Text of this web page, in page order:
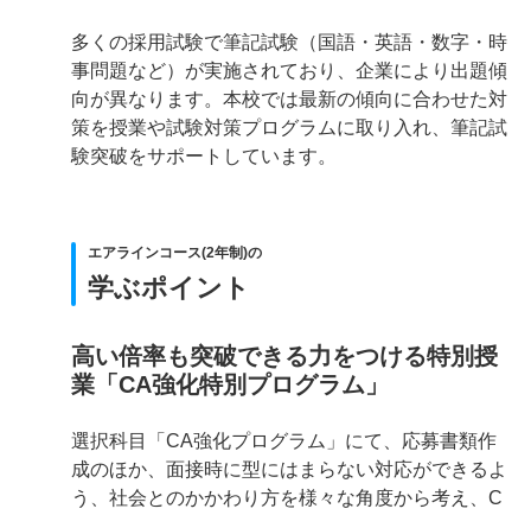
多くの採用試験で筆記試験（国語・英語・数字・時
事問題など）が実施されており、企業により出題傾
向が異なります。本校では最新の傾向に合わせた対
策を授業や試験対策プログラムに取り入れ、筆記試
験突破をサポートしています。
エアラインコース(2年制)の
学ぶポイント
高い倍率も突破できる力をつける特別授
業「CA強化特別プログラム」
選択科目「CA強化プログラム」にて、応募書類作
成のほか、面接時に型にはまらない対応ができるよ
う、社会とのかかわり方を様々な角度から考え、C